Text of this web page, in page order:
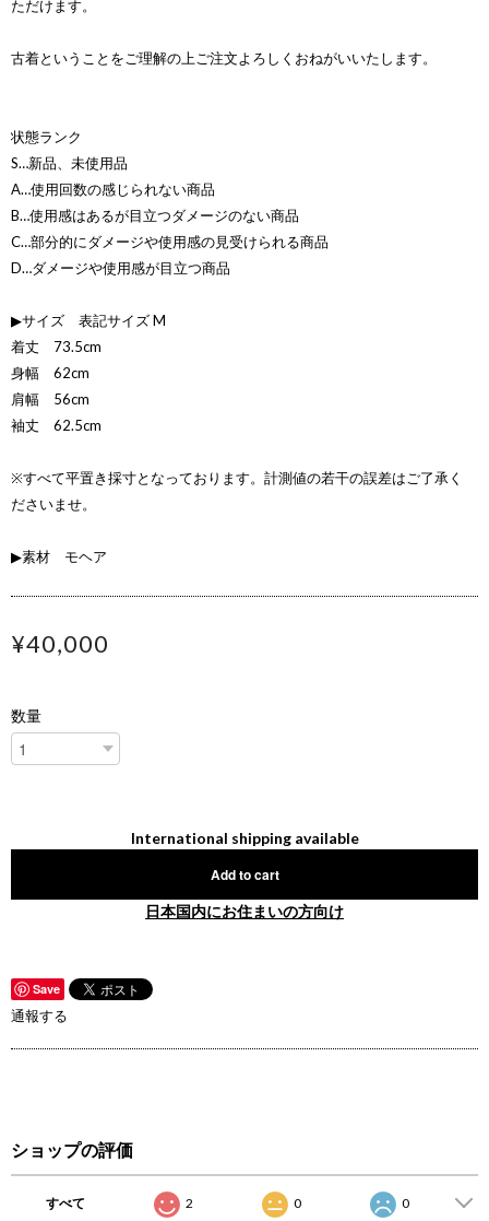
ただけます。
古着ということをご理解の上ご注文よろしくおねがいいたします。
状態ランク
S…新品、未使用品
A…使用回数の感じられない商品
B…使用感はあるが目立つダメージのない商品
C…部分的にダメージや使用感の見受けられる商品
D…ダメージや使用感が目立つ商品
▶サイズ 表記サイズ M
着丈 73.5cm
身幅 62cm
肩幅 56cm
袖丈 62.5cm
※すべて平置き採寸となっております。計測値の若干の誤差はご了承く
ださいませ。
▶素材 モヘア
¥40,000
数量
International shipping available
Add to cart
日本国内にお住まいの方向け
Save
通報する
ショップの評価
すべて 2 0 0